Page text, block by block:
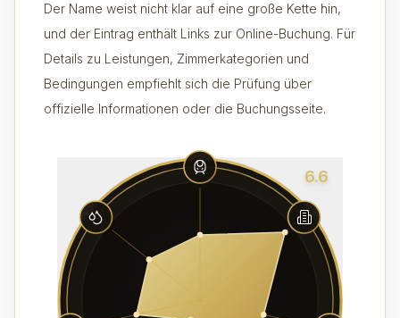
Der Name weist nicht klar auf eine große Kette hin,
und der Eintrag enthält Links zur Online-Buchung. Für
Details zu Leistungen, Zimmerkategorien und
Bedingungen empfiehlt sich die Prüfung über
offizielle Informationen oder die Buchungsseite.
6.6